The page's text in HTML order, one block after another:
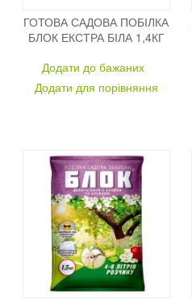
ГОТОВА САДОВА ПОБІЛКА
БЛОК ЕКСТРА БІЛА 1,4КГ
Додати до бажаних
Додати для порівняння